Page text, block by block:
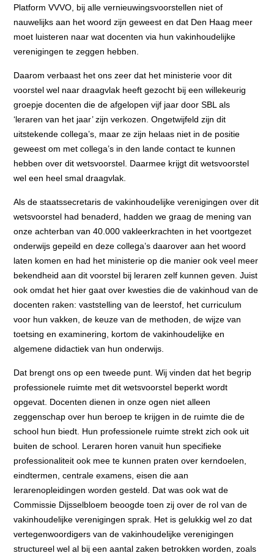
Platform VVVO, bij alle vernieuwingsvoorstellen niet of
nauwelijks aan het woord zijn geweest en dat Den Haag meer
moet luisteren naar wat docenten via hun vakinhoudelijke
verenigingen te zeggen hebben.
Daarom verbaast het ons zeer dat het ministerie voor dit
voorstel wel naar draagvlak heeft gezocht bij een willekeurig
groepje docenten die de afgelopen vijf jaar door SBL als
‘leraren van het jaar’ zijn verkozen. Ongetwijfeld zijn dit
uitstekende collega’s, maar ze zijn helaas niet in de positie
geweest om met collega’s in den lande contact te kunnen
hebben over dit wetsvoorstel. Daarmee krijgt dit wetsvoorstel
wel een heel smal draagvlak.
Als de staatssecretaris de vakinhoudelijke verenigingen over dit
wetsvoorstel had benaderd, hadden we graag de mening van
onze achterban van 40.000 vakleerkrachten in het voortgezet
onderwijs gepeild en deze collega’s daarover aan het woord
laten komen en had het ministerie op die manier ook veel meer
bekendheid aan dit voorstel bij leraren zelf kunnen geven. Juist
ook omdat het hier gaat over kwesties die de vakinhoud van de
docenten raken: vaststelling van de leerstof, het curriculum
voor hun vakken, de keuze van de methoden, de wijze van
toetsing en examinering, kortom de vakinhoudelijke en
algemene didactiek van hun onderwijs.
Dat brengt ons op een tweede punt. Wij vinden dat het begrip
professionele ruimte met dit wetsvoorstel beperkt wordt
opgevat. Docenten dienen in onze ogen niet alleen
zeggenschap over hun beroep te krijgen in de ruimte die de
school hun biedt. Hun professionele ruimte strekt zich ook uit
buiten de school. Leraren horen vanuit hun specifieke
professionaliteit ook mee te kunnen praten over kerndoelen,
eindtermen, centrale examens, eisen die aan
lerarenopleidingen worden gesteld. Dat was ook wat de
Commissie Dijsselbloem beoogde toen zij over de rol van de
vakinhoudelijke verenigingen sprak. Het is gelukkig wel zo dat
vertegenwoordigers van de vakinhoudelijke verenigingen
structureel wel al bij een aantal zaken betrokken worden, zoals